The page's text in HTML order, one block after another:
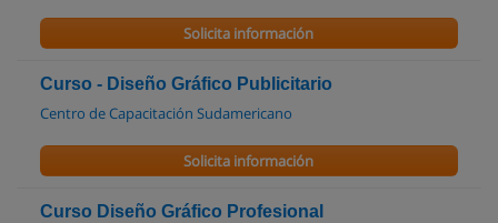
Solicita información
Curso - Diseño Gráfico Publicitario
Centro de Capacitación Sudamericano
Solicita información
Curso Diseño Gráfico Profesional